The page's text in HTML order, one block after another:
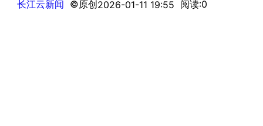
长江云新闻 ©原创2026-01-11 19:55 阅读:0